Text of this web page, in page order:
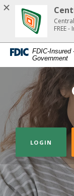
Home
main
content
Skip
Download
Acrobat
5.0
higher
files.
FDIC-Insured
Government
LOGIN
FREE